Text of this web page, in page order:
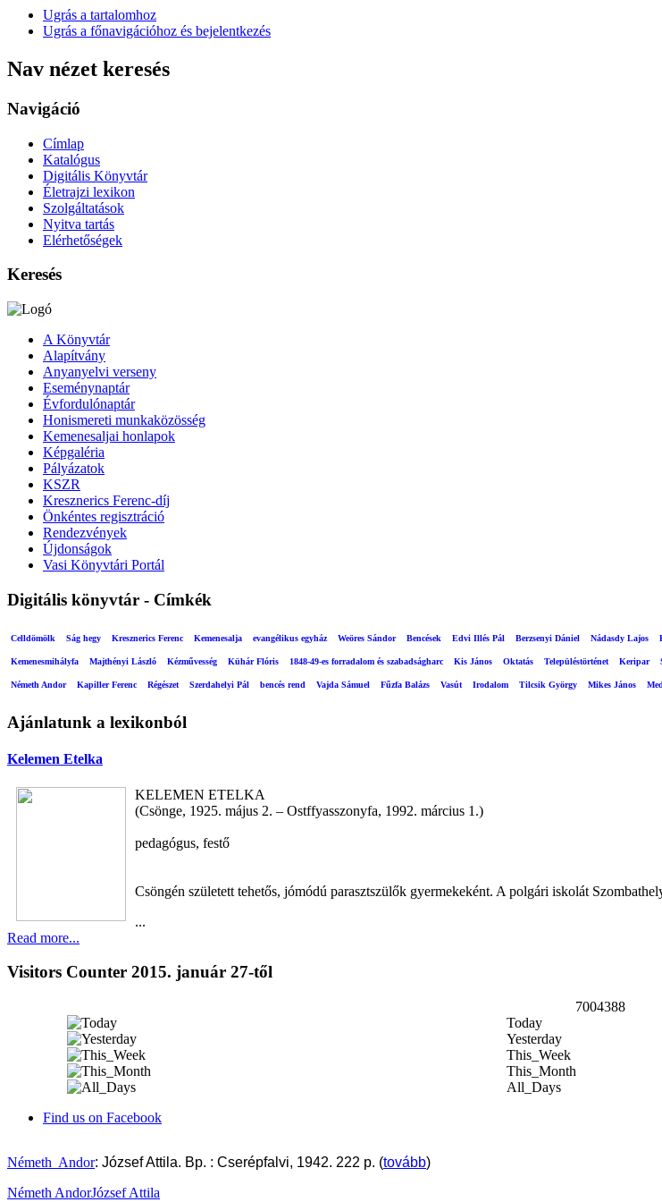
Ugrás a tartalomhoz
Ugrás a főnavigációhoz és bejelentkezés
Nav nézet keresés
Navigáció
Címlap
Katalógus
Digitális Könyvtár
Életrajzi lexikon
Szolgáltatások
Nyitva tartás
Elérhetőségek
Keresés
A Könyvtár
Alapítvány
Anyanyelvi verseny
Eseménynaptár
Évfordulónaptár
Honismereti munkaközösség
Kemenesaljai honlapok
Képgaléria
Pályázatok
KSZR
Kresznerics Ferenc-díj
Önkéntes regisztráció
Rendezvények
Újdonságok
Vasi Könyvtári Portál
Digitális könyvtár - Címkék
Celldömölk Ság hegy Kresznerics Ferenc Kemenesalja evangélikus egyház Weöres Sándor Bencések Edvi Illés Pál Berzsenyi Dániel Nádasdy Lajos
Kemenesmihályfa Majthényi László Kézművesség Kühár Flóris 1848-49-es forradalom és szabadságharc Kis János Oktatás Településtörténet Keripar
Németh Andor Kapiller Ferenc Régészet Szerdahelyi Pál bencés rend Vajda Sámuel Fűzfa Balázs Vasút Irodalom Tilcsik György Mikes János
Ajánlatunk a lexikonból
Kelemen Etelka
KELEMEN ETELKA
(Csönge, 1925. május 2. – Ostffyasszonyfa, 1992. március 1.)
pedagógus, festő
Csöngén született tehetős, jómódú parasztszülők gyermekeként. A polgári iskolát
...
Read more...
Visitors Counter 2015. január 27-től
7004388
Today
Yesterday
This_Week
This_Month
All_Days
Find us on Facebook
Németh Andor: József Attila. Bp. : Cserépfalvi, 1942. 222 p. (tovább)
Németh AndorJózsef Attila